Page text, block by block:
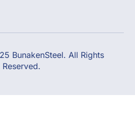
BunakenSteel. All Rights
Reserved.